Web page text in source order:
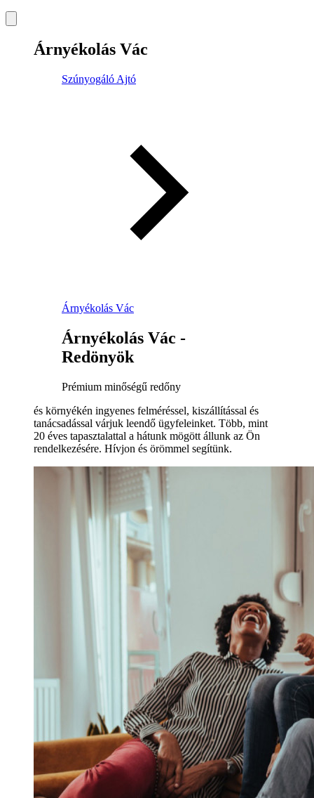
Árnyékolás Vác
Szúnyogáló Ajtó
Árnyékolás Vác
Árnyékolás Vác -
Redönyök
Prémium minőségű redőny
és környékén ingyenes felméréssel, kiszállítással és
tanácsadással várjuk leendő ügyfeleinket. Több, mint
20 éves tapasztalattal a hátunk mögött állunk az Ön
rendelkezésére. Hívjon és örömmel segítünk.